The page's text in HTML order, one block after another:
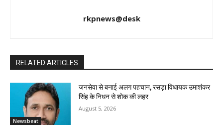
rkpnews@desk
RELATED ARTICLES
Newsbeat
जनसेवा से बनाई अलग पहचान, रसड़ा विधायक उमाशंकर
सिंह के निधन से शोक की लहर
August 5, 2026